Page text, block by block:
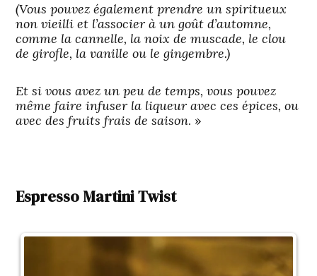
(Vous pouvez également prendre un spiritueux
non vieilli et l’associer à un goût d’automne,
comme la cannelle, la noix de muscade, le clou
de girofle, la vanille ou le gingembre.)
Et si vous avez un peu de temps, vous pouvez
même faire infuser la liqueur avec ces épices, ou
avec des fruits frais de saison. »
Espresso Martini Twist